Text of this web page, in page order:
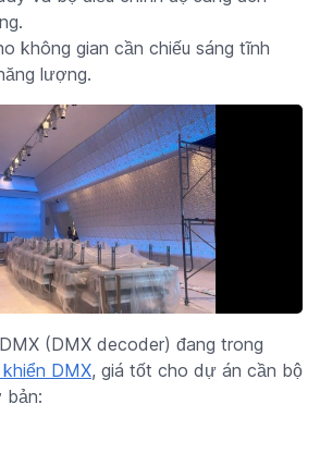
không gian cần chiếu sáng tĩnh
lượng.
(DMX decoder) đang trong
khiển DMX, giá tốt cho dự án cần bộ
bản: